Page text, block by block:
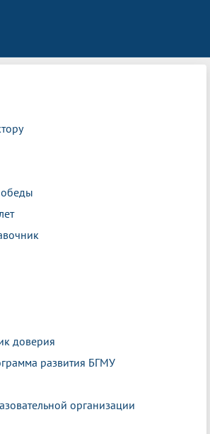
доверия
развития БГМУ
организации